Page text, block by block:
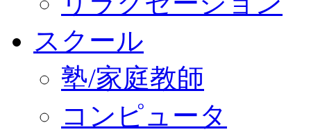
スクール
塾/家庭教師
コンピュータ